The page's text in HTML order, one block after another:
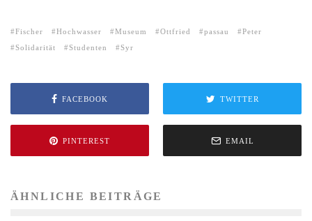
Fischer Hochwasser Museum Ottfried passau
Peter
Solidarität
Studenten Syr
FACEBOOK TWITTER
PINTEREST EMAIL
ÄHNLICHE BEITRÄGE